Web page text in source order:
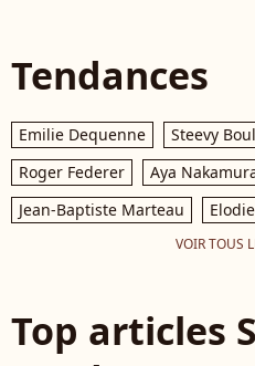
Tendances
Emilie Dequenne Steevy
Roger Federer
Aya
Jean-Baptiste Marteau
VOIR TOUS
Top articles